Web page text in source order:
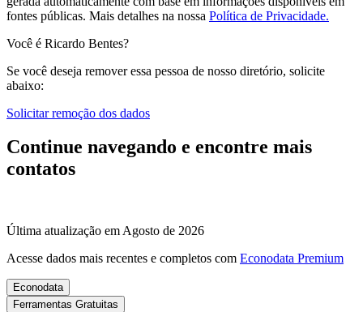
fontes públicas. Mais detalhes na nossa Política de Privacidade.
Você é Ricardo Bentes?
Se você deseja remover essa pessoa de nosso diretório, solicite
abaixo:
Solicitar remoção dos dados
Continue navegando e encontre mais
contatos
Última atualização em Agosto de 2026
Acesse dados mais recentes e completos com Econodata Premium
Econodata
Ferramentas Gratuitas